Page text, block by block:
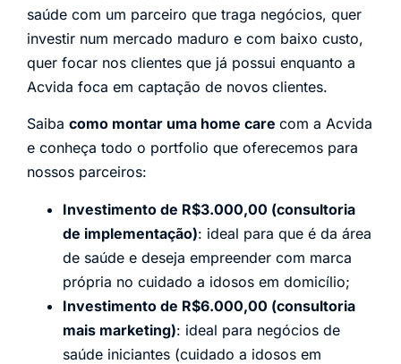
saúde com um parceiro que traga negócios, quer
investir num mercado maduro e com baixo custo,
quer focar nos clientes que já possui enquanto a
Acvida foca em captação de novos clientes.
Saiba como montar uma home care com a Acvida
e conheça todo o portfolio que oferecemos para
nossos parceiros:
Investimento de R$3.000,00 (consultoria
de implementação): ideal para que é da área
de saúde e deseja empreender com marca
própria no cuidado a idosos em domicílio;
Investimento de R$6.000,00 (consultoria
mais marketing): ideal para negócios de
saúde iniciantes (cuidado a idosos em